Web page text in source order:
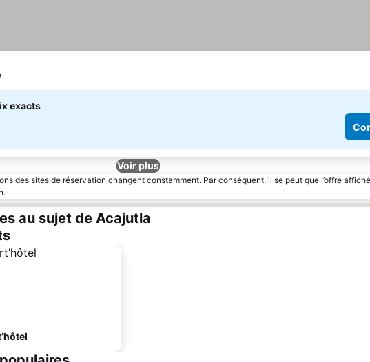
les prix
exacts
Voir plus
des sites de réservation changent constamment. Par conséquent, il se peut que l’offre
au sujet de Acajutla